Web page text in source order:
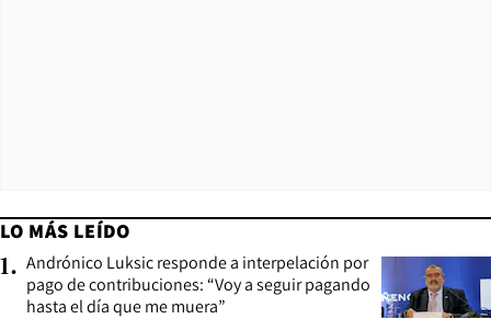
LO MÁS LEÍDO
1. Andrónico Luksic responde a interpelación por
pago de contribuciones: “Voy a seguir pagando
hasta el día que me muera”